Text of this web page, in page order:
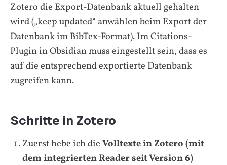
Zotero die Export-Datenbank aktuell gehalten
wird („keep updated“ anwählen beim Export der
Datenbank im BibTex-Format). Im Citations-
Plugin in Obsidian muss eingestellt sein, dass es
auf die entsprechend exportierte Datenbank
zugreifen kann.
Schritte in Zotero
Zuerst hebe ich dieVolltexte in Zotero (mit
dem integrierten Reader seit Version 6)